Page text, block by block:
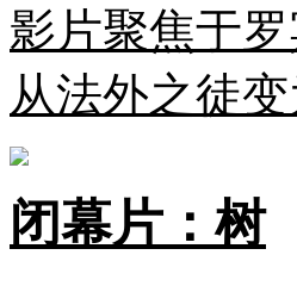
影片聚焦于
从法外之徒
闭幕片：树